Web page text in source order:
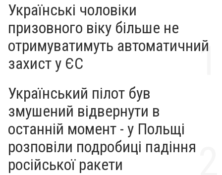
Українські чоловіки
призовного віку більше не
отримуватимуть автоматичний
захист у ЄС
Український пілот був
змушений відвернути в
останній момент - у Польщі
розповіли подробиці падіння
російської ракети